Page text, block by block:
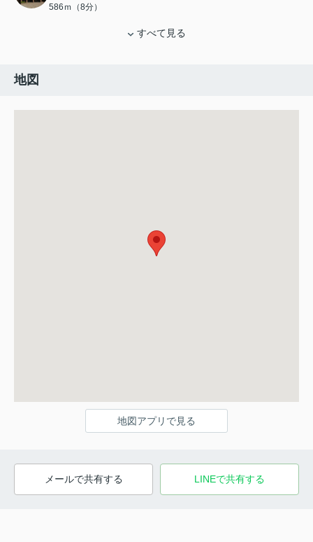
586ｍ（8分）
すべて見る
地図
地図アプリで見る
メールで共有する LINEで共有する